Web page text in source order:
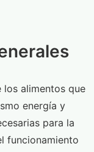
los alimentos que
energía y
para la
funcionamiento